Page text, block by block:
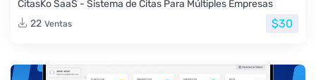
CitasKo SaaS - Sistema de Citas Para Múltiples Empresas
22 Ventas $30